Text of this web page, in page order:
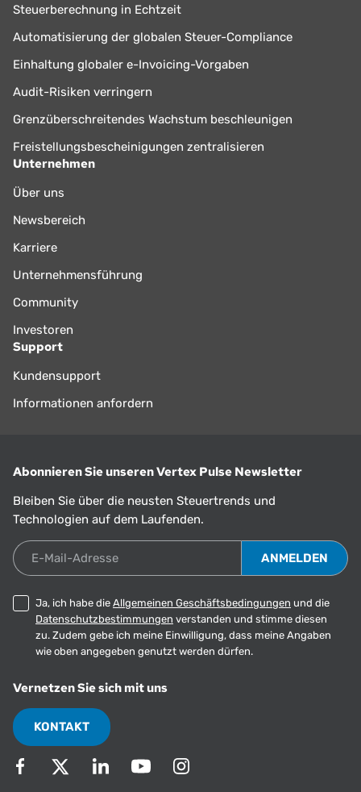
Steuerberechnung in Echtzeit
Automatisierung der globalen Steuer-Compliance
Einhaltung globaler e-Invoicing-Vorgaben
Audit-Risiken verringern
Grenzüberschreitendes Wachstum beschleunigen
Freistellungsbescheinigungen zentralisieren
Unternehmen
Über uns
Newsbereich
Karriere
Unternehmensführung
Community
Investoren
Support
Kundensupport
Informationen anfordern
Abonnieren Sie unseren Vertex Pulse Newsletter
Bleiben Sie über die neusten Steuertrends und
Technologien auf dem Laufenden.
E-Mail-Adresse
Ja, ich habe die Allgemeinen Geschäftsbedingungen und die
Datenschutzbestimmungen verstanden und stimme diesen
zu. Zudem gebe ich meine Einwilligung, dass meine Angaben
wie oben angegeben genutzt werden dürfen.
Vernetzen Sie sich mit uns
KONTAKT